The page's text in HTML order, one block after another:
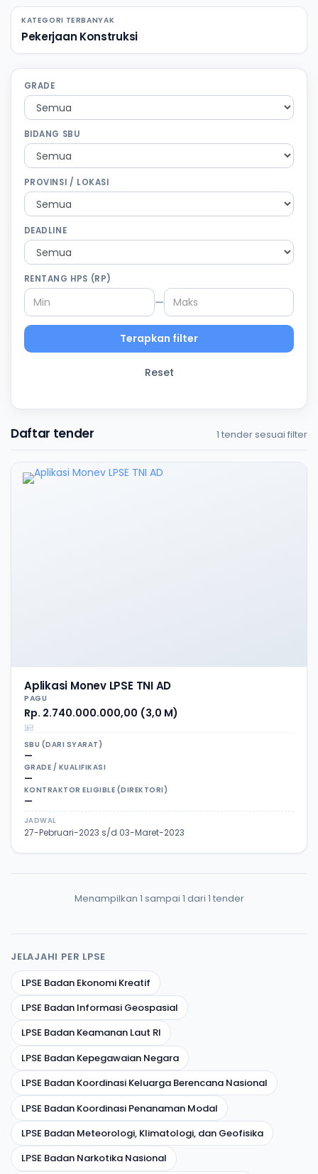
KATEGORI TERBANYAK
Pekerjaan Konstruksi
GRADE
BIDANG SBU
PROVINSI / LOKASI
DEADLINE
RENTANG HPS (RP)
—
Terapkan filter
Reset
Daftar tender 1 tender sesuai filter
Aplikasi Monev LPSE TNI AD
PAGU
Rp. 2.740.000.000,00 (3,0 M)
SBU (DARI SYARAT)
—
GRADE / KUALIFIKASI
—
KONTRAKTOR ELIGIBLE (DIREKTORI)
—
JADWAL
27-Pebruari-2023 s/d 03-Maret-2023
Menampilkan 1 sampai 1 dari 1 tender
JELAJAHI PER LPSE
LPSE Badan Ekonomi Kreatif
LPSE Badan Informasi Geospasial
LPSE Badan Keamanan Laut RI
LPSE Badan Kepegawaian Negara
LPSE Badan Koordinasi Keluarga Berencana Nasional
LPSE Badan Koordinasi Penanaman Modal
LPSE Badan Meteorologi, Klimatologi, dan Geofisika
LPSE Badan Narkotika Nasional